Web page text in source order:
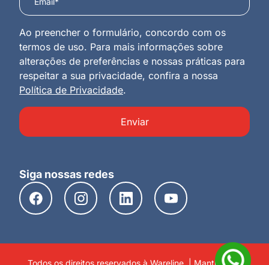
Ao preencher o formulário, concordo com os
termos de uso. Para mais informações sobre
alterações de preferências e nossas práticas para
respeitar a sua privacidade, confira a nossa
Política de Privacidade.
Enviar
Siga nossas redes
Todos os direitos reservados à Wareline. | Mantido por